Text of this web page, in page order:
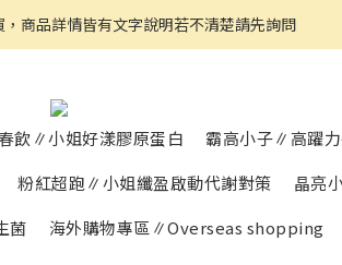
上角↗️三條線點開可看到商品分頁
商品詳情皆有文字說明若不清楚請先詢問
飲∥小姐好漾膠原蛋白
霸高小子∥高躍
粉紅超跑∥小姐纖盈啟動代謝對策
晶亮
菌 海外購物專區∥Overseas shopping